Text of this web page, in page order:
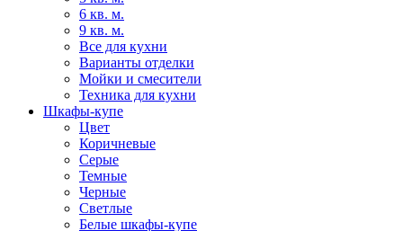
6 кв. м.
9 кв. м.
Все для кухни
Варианты отделки
Мойки и смесители
Техника для кухни
Шкафы-купе
Цвет
Коричневые
Серые
Темные
Черные
Светлые
Белые шкафы-купе